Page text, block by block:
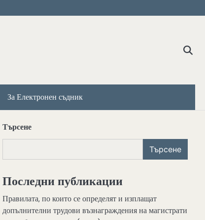
За Електронен съдник
Търсене
Търсене
Последни публикации
Правилата, по които се определят и изплащат
допълнителни трудови възнаграждения на магистрати